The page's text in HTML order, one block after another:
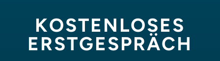
KOSTENLOSES
ERSTGESPRÄCH